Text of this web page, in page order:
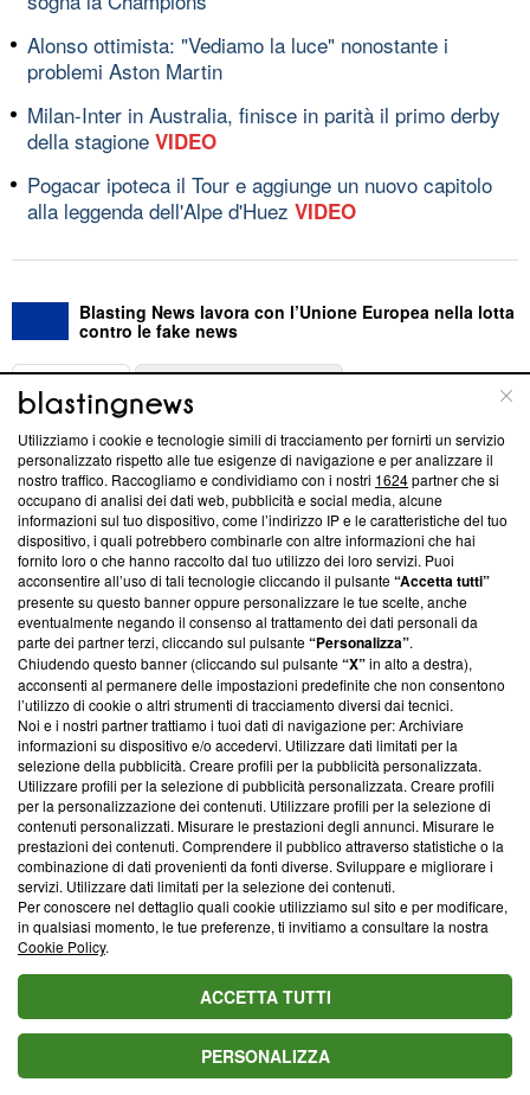
Alonso ottimista: "Vediamo la luce" nonostante i
problemi Aston Martin
Milan-Inter in Australia, finisce in parità il primo derby
della stagione VIDEO
Pogacar ipoteca il Tour e aggiunge un nuovo capitolo
alla leggenda dell'Alpe d'Huez VIDEO
Blasting News lavora con l’Unione Europea nella lotta
contro le fake news
ABOUT
Questa sezione offre informazioni trasparenti su Blasting
News, sui nostri processi editoriali e su come ci impegniamo a
creare news di qualità. Inoltre, afferma la nostra aderenza a
‘Trust Project - News with Integrity’Blasting News non è
ancora membro del programma, ma ha richiesto di farne
parte; Trust Project non ha ancora effettuato una verifica di
conformità agli standard.
Su di noi
Team editoriale
Corporate
Redazione
Informativa Privacy
Cookie Policy
Blasting SA, IDI CHE-247.845.224, Via Carlo Frasca, 3 - 6900
Lugano (Svizzera) Tel:+39 0690258937
© 2026 Blasting News
Utilizziamo i cookie e tecnologie simili di tracciamento per fornirti un servizio
personalizzato rispetto alle tue esigenze di navigazione e per analizzare il
nostro traffico. Raccogliamo e condividiamo con i nostri 1624partner che si
occupano di analisi dei dati web, pubblicità e social media, alcune
informazioni sul tuo dispositivo, come l’indirizzo IP e le caratteristiche del tuo
dispositivo, i quali potrebbero combinarle con altre informazioni che hai
fornito loro o che hanno raccolto dal tuo utilizzo dei loro servizi. Puoi
acconsentire all’uso di tali tecnologie cliccando il pulsante“Accetta tutti”
presente su questo banner oppure personalizzare le tue scelte, anche
eventualmente negando il consenso al trattamento dei dati personali da
parte dei partner terzi, cliccando sul pulsante“Personalizza”.
Chiudendo questo banner (cliccando sul pulsante“X”in alto a destra),
acconsenti al permanere delle impostazioni predefinite che non consentono
l’utilizzo di cookie o altri strumenti di tracciamento diversi dai tecnici.
Noi e i nostri partner trattiamo i tuoi dati di navigazione per: Archiviare
informazioni su dispositivo e/o accedervi. Utilizzare dati limitati per la
selezione della pubblicità. Creare profili per la pubblicità personalizzata.
Utilizzare profili per la selezione di pubblicità personalizzata. Creare profili
per la personalizzazione dei contenuti. Utilizzare profili per la selezione di
contenuti personalizzati. Misurare le prestazioni degli annunci. Misurare le
prestazioni dei contenuti. Comprendere il pubblico attraverso statistiche o la
combinazione di dati provenienti da fonti diverse. Sviluppare e migliorare i
servizi. Utilizzare dati limitati per la selezione dei contenuti.
Per conoscere nel dettaglio quali cookie utilizziamo sul sito e per modificare,
in qualsiasi momento, le tue preferenze, ti invitiamo a consultare la nostra
Cookie Policy.
ACCETTA TUTTI
PERSONALIZZA